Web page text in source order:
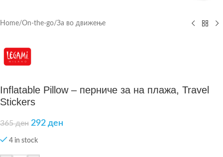
Home/On-the-go/За во движење
Inflatable Pillow – перниче за на плажа, Travel
Stickers
365ден 292 ден
4 in stock